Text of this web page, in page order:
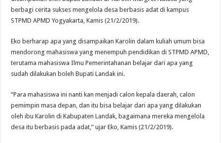
berbagi cerita sukses mengelola desa berbasis adat di kampus
STPMD APMD Yogyakarta, Kamis (21/2/2019).
Eko berharap apa yang disampaikan Karolin dalam kuliah umum bisa
mendorong mahasiswa yang menempuh pendidikan di STPMD APMD,
terutama mahasiswa Ilmu Pemerintahanan belajar dari apa yang
sudah dilakukan boleh Bupati Landak ini.
“Para mahasiswa ini nanti kan menjadi calon kepala daerah, calon
pemimpin masa depan, dan itu bisa belajar dari apa yang dilakukan
oleh ibu Karolin di Kabupaten Landak, bagaimana mereka mengelola
desa itu berbasis pada adat,” ujar Eko, Kamis (21/2/2019).